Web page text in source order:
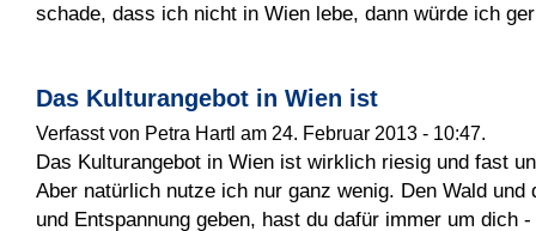
schade, dass ich nicht in Wien lebe, dann würde ich
Das Kulturangebot in Wien ist
Verfasst von Petra Hartl am 24. Februar 2013 - 10:47.
Das Kulturangebot in Wien ist wirklich riesig und fast
Aber natürlich nutze ich nur ganz wenig. Den Wald und
und Entspannung geben, hast du dafür immer um dich